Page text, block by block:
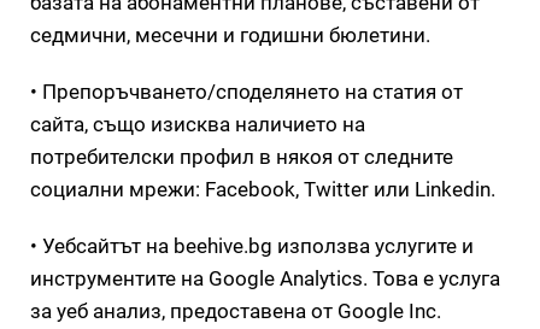
седмични, месечни и годишни бюлетини.
• Препоръчването/споделянето на статия от
сайта, също изисква наличието на
потребителски профил в някоя от следните
социални мрежи: Facebook, Twitter или Linkedin.
• Уебсайтът на beehive.bg използва услугите и
инструментите на Google Analytics. Това е услуга
за уеб анализ, предоставена от Google Inc.